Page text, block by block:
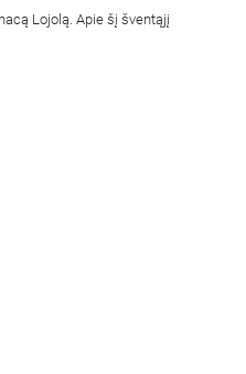
Lojolą. Apie šį šventąjį